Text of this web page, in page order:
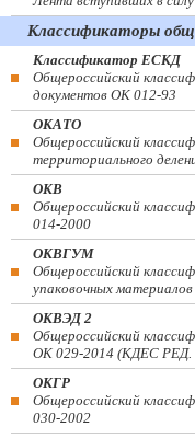
Классификаторы
Классификатор ЕСКД
Общероссийский
документов ОК 012-93
ОКАТО
Общероссийский
территориального
ОКВ
Общероссийский
014-2000
ОКВГУМ
Общероссийский
упаковочных
ОКВЭД 2
Общероссийский
ОК 029-2014 (КДЕС РЕД.
ОКГР
Общероссийский
030-2002